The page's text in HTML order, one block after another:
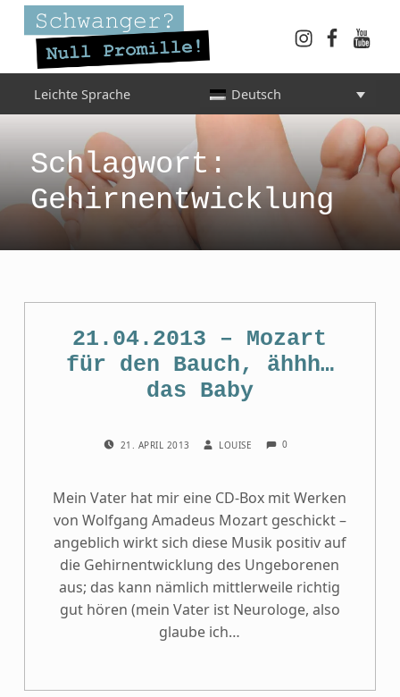
INFORMATIONEN FÜR SCHWANGERE, WERDENDE MÜTTER UND ALLE, DIE SIE IN DER SCHWANGERSCHAFT BEGLEITEN
Leichte Sprache Deutsch
Schlagwort:
Gehirnentwicklung
21.04.2013 – Mozart
für den Bauch, ähhh…
das Baby
21. APRIL 2013 LOUISE 0
Mein Vater hat mir eine CD-Box mit Werken
von Wolfgang Amadeus Mozart geschickt –
angeblich wirkt sich diese Musik positiv auf
die Gehirnentwicklung des Ungeborenen
aus; das kann nämlich mittlerweile richtig
gut hören (mein Vater ist Neurologe, also
glaube ich…